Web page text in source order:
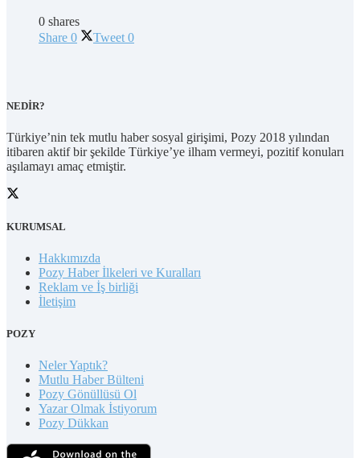
0 shares
Share 0 Tweet 0
NEDİR?
Türkiye’nin tek mutlu haber sosyal girişimi, Pozy 2018 yılından
itibaren aktif bir şekilde Türkiye’ye ilham vermeyi, pozitif konuları
aşılamayı amaç etmiştir.
KURUMSAL
Hakkımızda
Pozy Haber İlkeleri ve Kuralları
Reklam ve İş birliği
İletişim
POZY
Neler Yaptık?
Mutlu Haber Bülteni
Pozy Gönüllüsü Ol
Yazar Olmak İstiyorum
Pozy Dükkan